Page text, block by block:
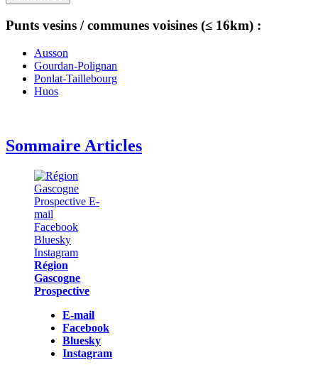
Punts vesins / communes voisines (≤ 16km) :
Ausson
Gourdan-Polignan
Ponlat-Taillebourg
Huos
Sommaire Articles
Région
Gascogne
Prospective
E-mail
Facebook
Bluesky
Instagram